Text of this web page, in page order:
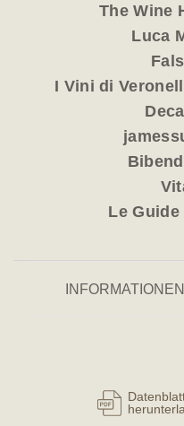
The Wine
Luca
I Vini di
Le